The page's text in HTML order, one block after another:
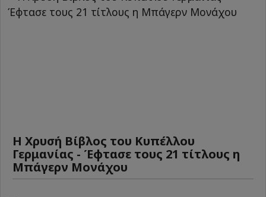
Η Χρυσή Βίβλος του Κυπέλλου
Γερμανίας - Έφτασε τους 21 τίτλους η
Μπάγερν Μονάχου